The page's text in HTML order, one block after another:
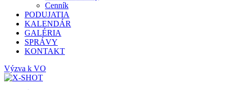
Cenník
PODUJATIA
KALENDÁR
GALÉRIA
SPRÁVY
KONTAKT
Výzva k VO